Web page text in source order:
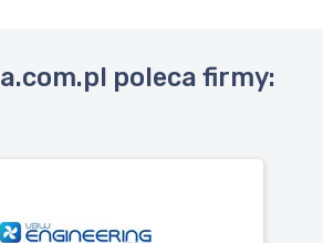
poleca firmy: